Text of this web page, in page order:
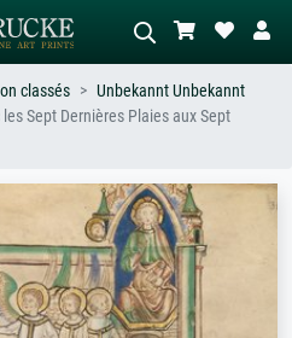
abstrait avec beaucoup de rouge,
tableau sombre, nu debout près d'un
arbre.
classés
Unbekannt Unbekannt
Sept Dernières Plaies aux Sept